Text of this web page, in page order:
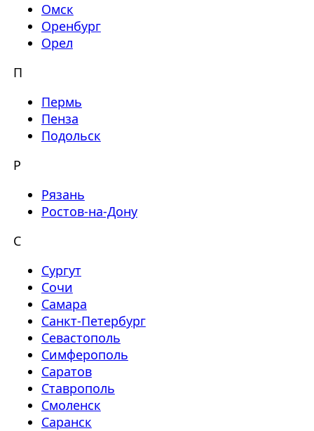
Омск
Оренбург
Орел
П
Пермь
Пенза
Подольск
Р
Рязань
Ростов-на-Дону
С
Сургут
Сочи
Самара
Санкт-Петербург
Севастополь
Симферополь
Саратов
Ставрополь
Смоленск
Саранск